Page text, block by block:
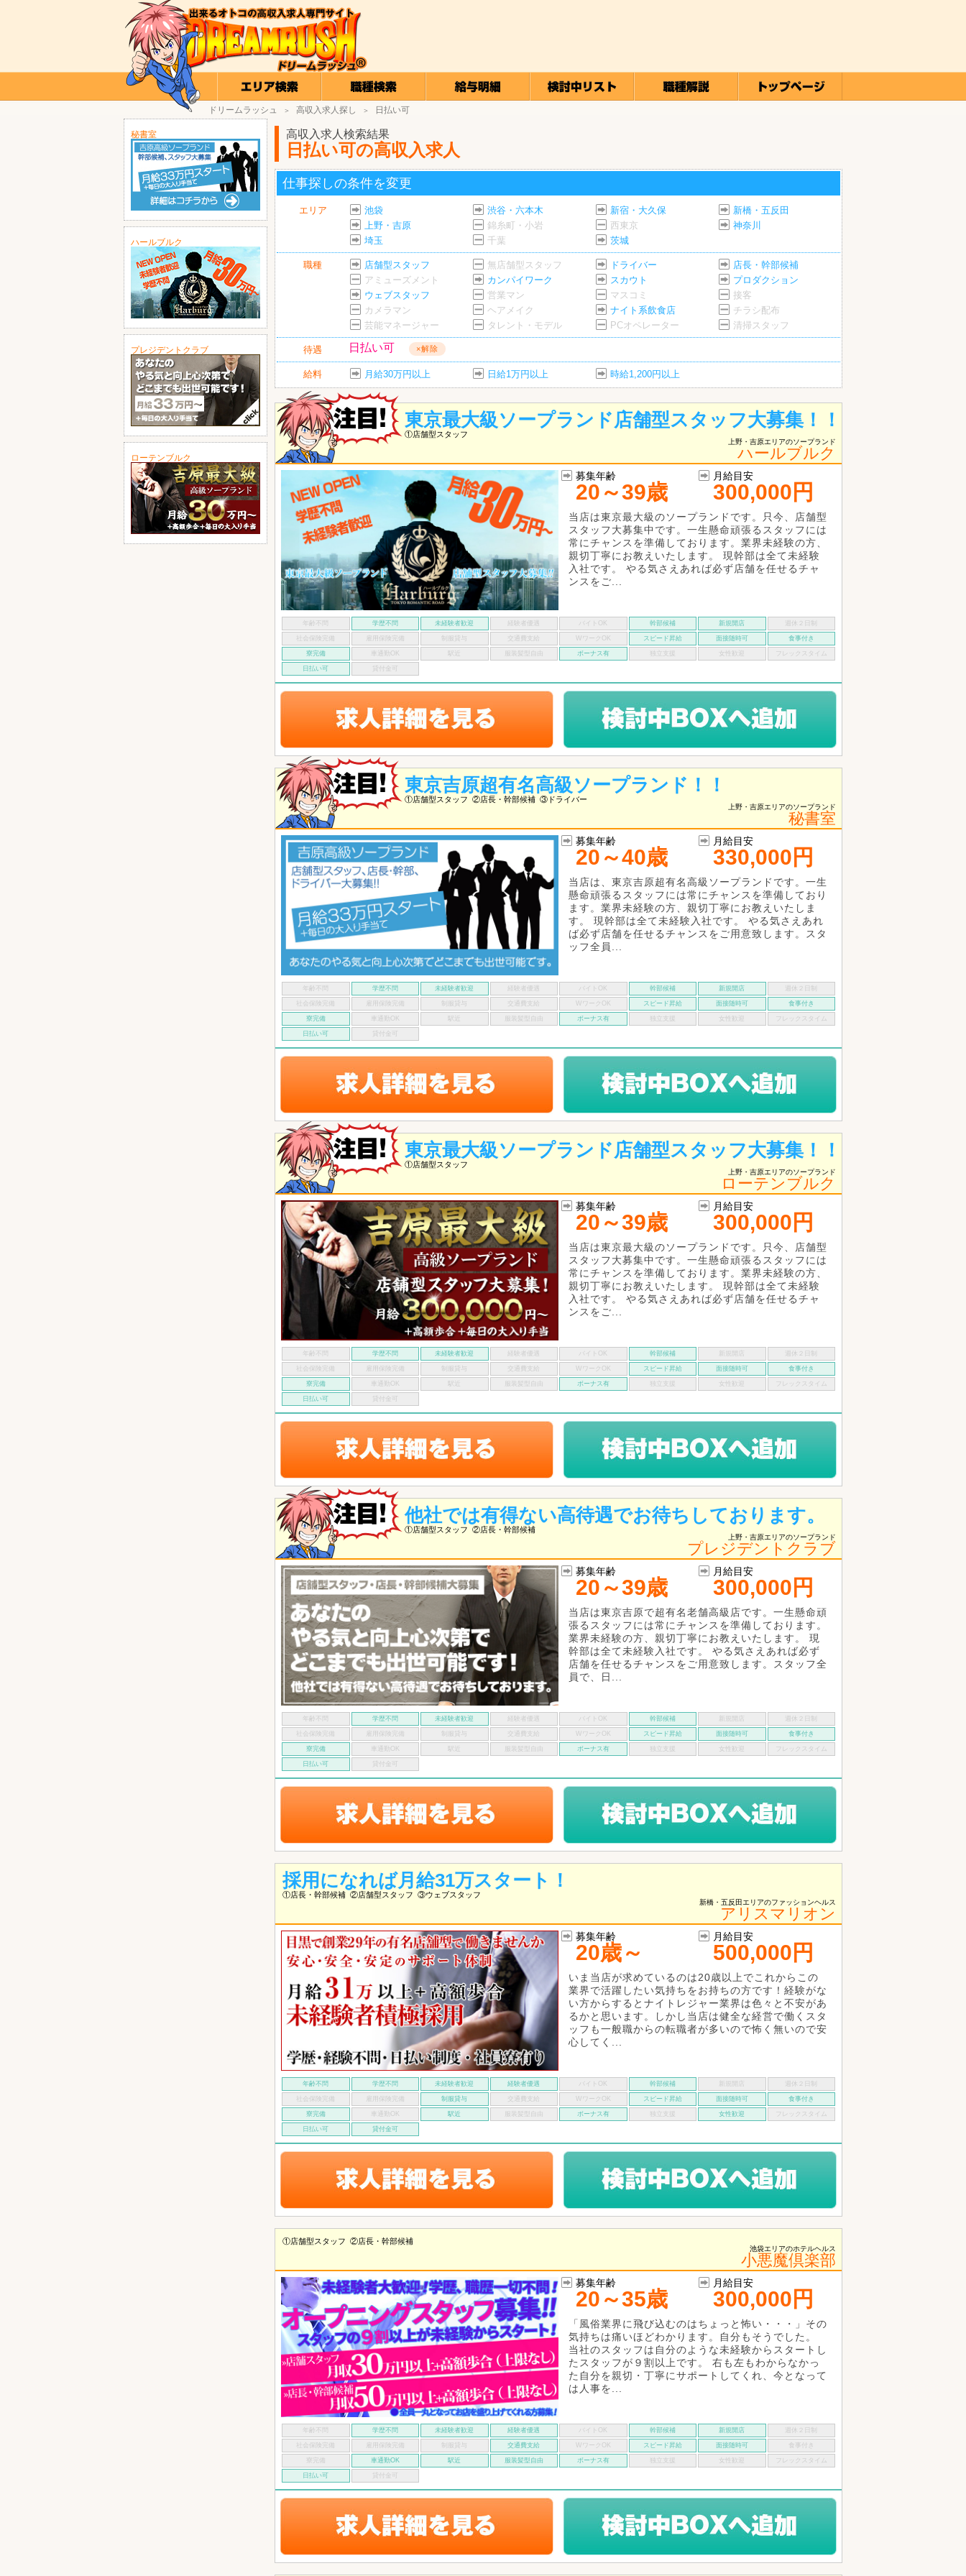
ドリームラッシュ ＞ 高収入求人探し ＞ 日払い可
秘書室
ハールブルク
プレジデントクラブ
ローテンブルク
高収入求人検索結果
日払い可の高収入求人
仕事探しの条件を変更
エリア 池袋 渋谷・六本木 新宿・大久保
新橋・五反田
上野・吉原
錦糸町・小岩 西東京
神奈川
埼玉
千葉 茨城
職種 店舗型スタッフ 無店舗型スタッフ ドライバー
店長・幹部候補
アミューズメント
カンパイワーク スカウト
プロダクション
ウェブスタッフ
営業マン マスコミ
接客
カメラマン
ヘアメイク ナイト系飲食店
チラシ配布
芸能マネージャー
タレント・モデル PCオペレーター 清掃スタッフ
待遇 日払い可 ×解除
給料 月給30万円以上 日給1万円以上 時給1,200円以上
東京最大級ソープランド店舗型スタッフ大募集！！
①店舗型スタッフ
上野・吉原エリアのソープランド
ハールブルク
募集年齢
20～39歳
月給目安
300,000円
当店は東京最大級のソープランドです。只今、店舗型
スタッフ大募集中です。一生懸命頑張るスタッフには
常にチャンスを準備しております。業界未経験の方、
親切丁寧にお教えいたします。 現幹部は全て未経験
入社です。 やる気さえあれば必ず店舗を任せるチャ
ンスをご...
年齢不問 学歴不問 未経験者歓迎 経験者優遇 バイトOK 幹部候補 新規開店 週休２日制
社会保険完備 雇用保険完備 制服貸与 交通費支給 WワークOK スピード昇給 面接随時可 食事付き
寮完備 車通勤OK 駅近 服装髪型自由 ボーナス有 独立支援 女性歓迎 フレックスタイム
日払い可 貸付金可
東京吉原超有名高級ソープランド！！
①店舗型スタッフ ②店長・幹部候補 ③ドライバー
上野・吉原エリアのソープランド
秘書室
募集年齢
20～40歳
月給目安
330,000円
当店は、東京吉原超有名高級ソープランドです。一生
懸命頑張るスタッフには常にチャンスを準備しており
ます。業界未経験の方、親切丁寧にお教えいたしま
す。 現幹部は全て未経験入社です。 やる気さえあれ
ば必ず店舗を任せるチャンスをご用意致します。スタ
ッフ全員...
年齢不問 学歴不問 未経験者歓迎 経験者優遇 バイトOK 幹部候補 新規開店 週休２日制
社会保険完備 雇用保険完備 制服貸与 交通費支給 WワークOK スピード昇給 面接随時可 食事付き
寮完備 車通勤OK 駅近 服装髪型自由 ボーナス有 独立支援 女性歓迎 フレックスタイム
日払い可 貸付金可
東京最大級ソープランド店舗型スタッフ大募集！！
①店舗型スタッフ
上野・吉原エリアのソープランド
ローテンブルク
募集年齢
20～39歳
月給目安
300,000円
当店は東京最大級のソープランドです。只今、店舗型
スタッフ大募集中です。一生懸命頑張るスタッフには
常にチャンスを準備しております。業界未経験の方、
親切丁寧にお教えいたします。 現幹部は全て未経験
入社です。 やる気さえあれば必ず店舗を任せるチャ
ンスをご...
年齢不問 学歴不問 未経験者歓迎 経験者優遇 バイトOK 幹部候補 週休２日制
社会保険完備 雇用保険完備 制服貸与 交通費支給 WワークOK スピード昇給 面接随時可 食事付き
寮完備 車通勤OK 駅近 服装髪型自由 ボーナス有 独立支援 女性歓迎 フレックスタイム
日払い可 貸付金可
他社では有得ない高待遇でお待ちしております。
①店舗型スタッフ ②店長・幹部候補
上野・吉原エリアのソープランド
プレジデントクラブ
募集年齢
20～39歳
月給目安
300,000円
当店は東京吉原で超有名老舗高級店です。一生懸命頑
張るスタッフには常にチャンスを準備しております。
業界未経験の方、親切丁寧にお教えいたします。 現
幹部は全て未経験入社です。 やる気さえあれば必ず
店舗を任せるチャンスをご用意致します。スタッフ全
員で、日...
年齢不問 学歴不問 未経験者歓迎 経験者優遇 バイトOK 幹部候補 週休２日制
社会保険完備 雇用保険完備 制服貸与 交通費支給 WワークOK スピード昇給 面接随時可 食事付き
寮完備 車通勤OK 駅近 服装髪型自由 ボーナス有 独立支援 女性歓迎 フレックスタイム
日払い可 貸付金可
採用になれば月給31万スタート！
①店長・幹部候補 ②店舗型スタッフ ③ウェブスタッフ
新橋・五反田エリアのファッションヘルス
アリスマリオン
募集年齢
20歳～
月給目安
500,000円
いま当店が求めているのは20歳以上でこれからこの
業界で活躍したい気持ちをお持ちの方です！経験がな
い方からするとナイトレジャー業界は色々と不安があ
るかと思います。しかし当店は健全な経営で働くスタ
ッフも一般職からの転職者が多いので怖く無いので安
心してく...
年齢不問 学歴不問 未経験者歓迎 経験者優遇 バイトOK 幹部候補 週休２日制
社会保険完備 雇用保険完備 制服貸与 交通費支給 WワークOK スピード昇給 面接随時可 食事付き
寮完備 車通勤OK 駅近 服装髪型自由 ボーナス有 独立支援 女性歓迎 フレックスタイム
日払い可 貸付金可
①店舗型スタッフ ②店長・幹部候補
池袋エリアのホテルヘルス
小悪魔倶楽部
募集年齢
20～35歳
月給目安
300,000円
「風俗業界に飛び込むのはちょっと怖い・・・」その
気持ちは痛いほどわかります。自分もそうでした。
当社のスタッフは自分のような未経験からスタートし
たスタッフが９割以上です。 右も左もわからなかっ
た自分を親切・丁寧にサポートしてくれ、今となって
は人事を...
年齢不問 学歴不問 未経験者歓迎 経験者優遇 バイトOK 幹部候補 新規開店 週休２日制
社会保険完備 雇用保険完備 制服貸与 交通費支給 WワークOK スピード昇給 面接随時可 食事付き
寮完備 車通勤OK 駅近 服装髪型自由 ボーナス有 独立支援 女性歓迎 フレックスタイム
日払い可 貸付金可